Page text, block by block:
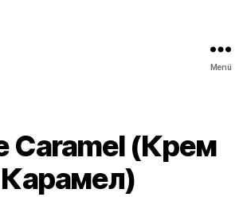
Menü
Caramel (Крем
Карамел)